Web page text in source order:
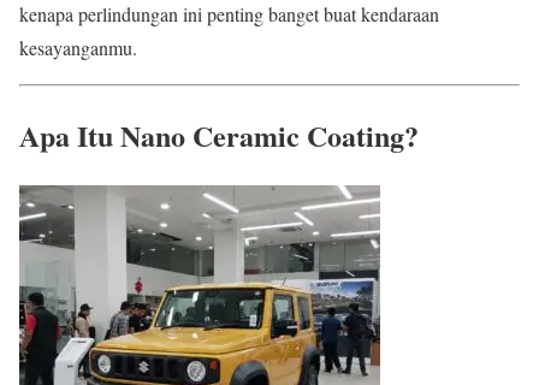
kenapa perlindungan ini penting banget buat kendaraan
kesayanganmu.
Apa Itu Nano Ceramic Coating?